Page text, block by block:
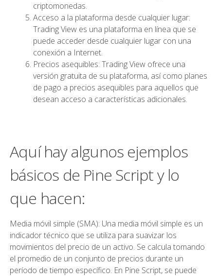
criptomonedas.
Acceso a la plataforma desde cualquier lugar:
Trading View es una plataforma en línea que se
puede acceder desde cualquier lugar con una
conexión a Internet.
Precios asequibles: Trading View ofrece una
versión gratuita de su plataforma, así como planes
de pago a precios asequibles para aquellos que
desean acceso a características adicionales.
Aquí hay algunos ejemplos
básicos de Pine Script y lo
que hacen:
Media móvil simple (SMA): Una media móvil simple es un
indicador técnico que se utiliza para suavizar los
movimientos del precio de un activo. Se calcula tomando
el promedio de un conjunto de precios durante un
período de tiempo específico. En Pine Script, se puede